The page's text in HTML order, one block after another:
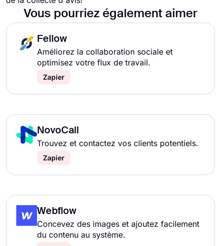
Vous pourriez également aimer
Fellow
Améliorez la collaboration sociale et
optimisez votre flux de travail.
Zapier
NovoCall
Trouvez et contactez vos clients potentiels.
Zapier
Webflow
Concevez des images et ajoutez facilement
du contenu au système.